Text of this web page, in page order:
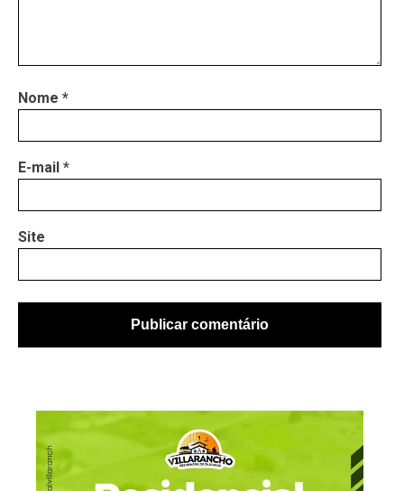
Nome *
E-mail *
Site